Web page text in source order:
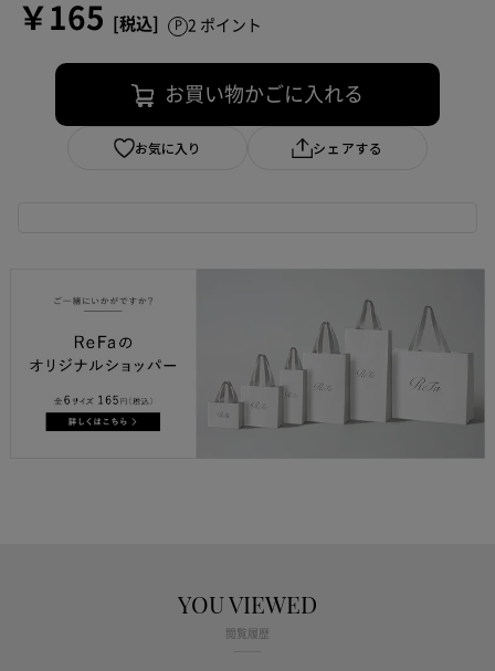
￥165 2 ポイント
お買い物かごに入れる
お気に入り シェアする
YOU VIEWED
閲覧履歴